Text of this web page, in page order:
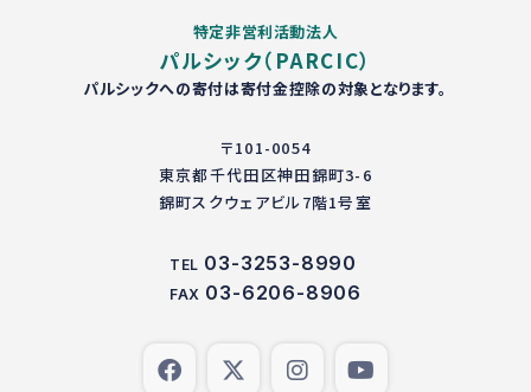
特定非営利活動法人
パルシック（PARCIC）
パルシックへの寄付は寄付金控除の対象となります。
〒101-0054
東京都千代田区神田錦町3-6
錦町スクウェアビル7階1号室
TEL 03-3253-8990
FAX 03-6206-8906